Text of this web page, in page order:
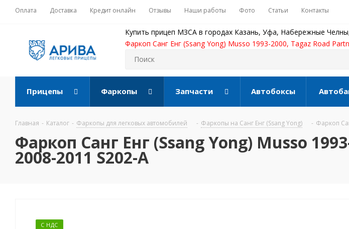
Оплата Доставка Кредит онлайн Отзывы Наши работы Фото Статьи Контакты
Купить прицеп МЗСА в городах Казань, Уфа, Набережные
Фаркоп Санг Енг (Ssang Yong) Musso 1993-2000, Tagaz Road
Прицепы Фаркопы Запчасти Автобоксы
Главная - Каталог - Фаркопы для легковых автомобилей - Фаркопы на Санг Енг (Ssang Yong) - Фаркоп
Фаркоп Санг Енг (Ssang Yong) Musso
2008-2011 S202-A
С НДС